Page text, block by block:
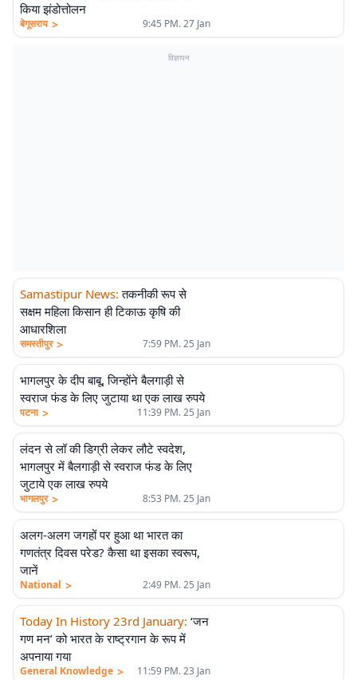
किया झंडोत्तोलन
बेगूसराय > 9:45 PM. 27 Jan
विज्ञापन
Samastipur News: तकनीकी रूप से
सक्षम महिला किसान ही टिकाऊ कृषि की
आधारशिला
समस्तीपुर > 7:59 PM. 25 Jan
भागलपुर के दीप बाबू, जिन्होंने बैलगाड़ी से
स्वराज फंड के लिए जुटाया था एक लाख रुपये
पटना > 11:39 PM. 25 Jan
लंदन से लॉ की डिग्री लेकर लौटे स्वदेश,
भागलपुर में बैलगाड़ी से स्वराज फंड के लिए
जुटाये एक लाख रुपये
भागलपुर > 8:53 PM. 25 Jan
अलग-अलग जगहों पर हुआ था भारत का
गणतंत्र दिवस परेड? कैसा था इसका स्वरूप,
जानें
National > 2:49 PM. 25 Jan
Today In History 23rd January: ‘जन
गण मन’ को भारत के राष्ट्रगान के रूप में
अपनाया गया
General Knowledge > 11:59 PM. 23 Jan